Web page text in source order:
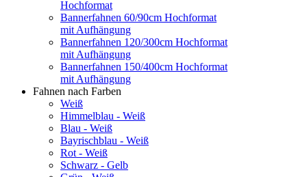
Hochformat
Bannerfahnen 60/90cm Hochformat
mit Aufhängung
Bannerfahnen 120/300cm Hochformat
mit Aufhängung
Bannerfahnen 150/400cm Hochformat
mit Aufhängung
Fahnen nach Farben
Weiß
Himmelblau - Weiß
Blau - Weiß
Bayrischblau - Weiß
Rot - Weiß
Schwarz - Gelb